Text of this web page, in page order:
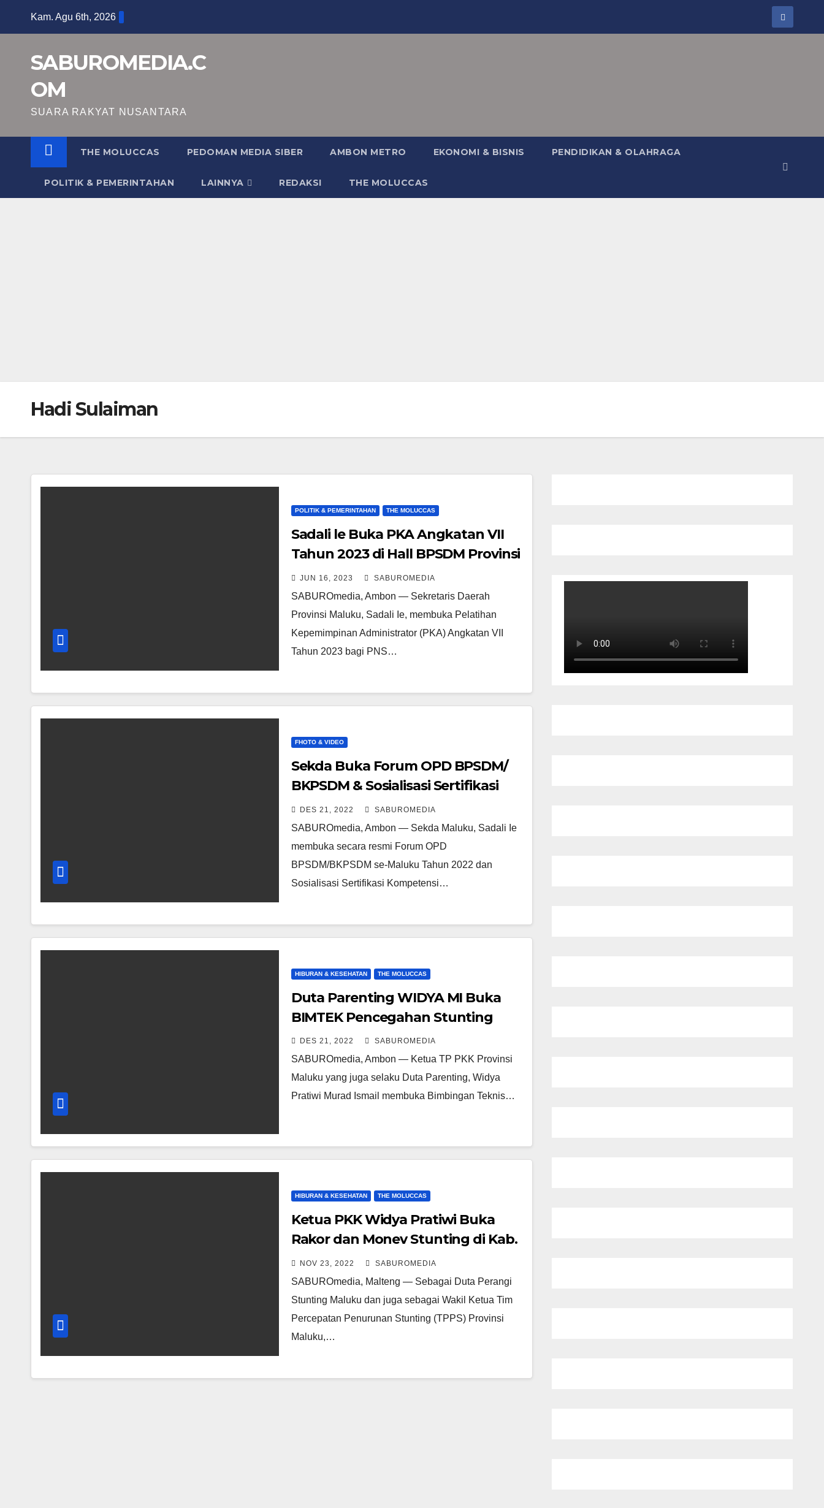
Kam. Agu 6th, 2026
SABUROMEDIA.C
OM
SUARA RAKYAT NUSANTARA
THE MOLUCCAS PEDOMAN MEDIA SIBER AMBON METRO EKONOMI & BISNIS PENDIDIKAN & OLAHRAGA
POLITIK & PEMERINTAHAN LAINNYA REDAKSI THE MOLUCCAS
Hadi Sulaiman
POLITIK & PEMERINTAHAN THE MOLUCCAS
Sadali le Buka PKA Angkatan VII
Tahun 2023 di Hall BPSDM Provinsi
Maluku
JUN 16, 2023 SABUROMEDIA
SABUROmedia, Ambon — Sekretaris Daerah
Provinsi Maluku, Sadali Ie, membuka Pelatihan
Kepemimpinan Administrator (PKA) Angkatan VII
Tahun 2023 bagi PNS…
FHOTO & VIDEO
Sekda Buka Forum OPD BPSDM/
BKPSDM & Sosialisasi Sertifikasi
Kompetensi Pemerintahan
Maluku Tahun 2022
DES 21, 2022 SABUROMEDIA
SABUROmedia, Ambon — Sekda Maluku, Sadali Ie
membuka secara resmi Forum OPD
BPSDM/BKPSDM se-Maluku Tahun 2022 dan
Sosialisasi Sertifikasi Kompetensi…
HIBURAN & KESEHATAN THE MOLUCCAS
Duta Parenting WIDYA MI Buka
BIMTEK Pencegahan Stunting
DES 21, 2022 SABUROMEDIA
SABUROmedia, Ambon — Ketua TP PKK Provinsi
Maluku yang juga selaku Duta Parenting, Widya
Pratiwi Murad Ismail membuka Bimbingan Teknis…
HIBURAN & KESEHATAN THE MOLUCCAS
Ketua PKK Widya Pratiwi Buka
Rakor dan Monev Stunting di Kab.
Malteng
NOV 23, 2022 SABUROMEDIA
SABUROmedia, Malteng — Sebagai Duta Perangi
Stunting Maluku dan juga sebagai Wakil Ketua Tim
Percepatan Penurunan Stunting (TPPS) Provinsi
Maluku,…